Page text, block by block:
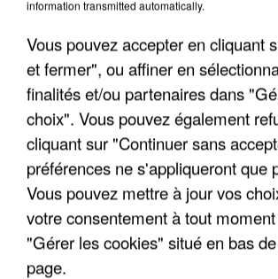
boue en Haute-Savoie
Son corps a été retrouvé à cinq
information transmitted automatically.
Vous pouvez accepter en cliquant
et fermer", ou affiner en
finalités et/ou partenaires dans
choix". Vous pouvez également
cliquant sur "Continuer sans
préférences ne s'appliqueront que
Vous pouvez mettre à jour vos
votre consentement à tout
"Gérer les cookies" situé en bas
page.